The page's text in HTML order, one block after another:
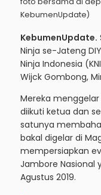
KebumenUpdate)
KebumenUpdate.
Ninja se-Jateng
Ninja Indonesia
Wijck Gombong,
Mereka
diikuti ketua dan
satunya
bakal digelar di
mempersiapkan
Jambore Nasional
Agustus 2019.